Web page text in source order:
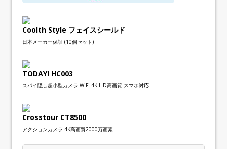
Coolth Style フェイスシールド
日本メーカー保証 (10個セット)
TODAYI HC003
スパイ隠し超小型カメラ WiFi 4K HD高画質 スマホ対応
Crosstour CT8500
アクションカメラ 4K高画質2000万画素